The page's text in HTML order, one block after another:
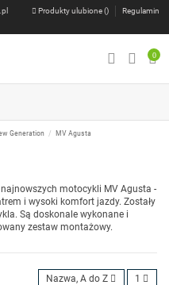
Produkty ulubione ()
Regulamin
0
Generation MV Agusta
motocykli MV Agusta -
i wysoki komfort jazdy. Zostały
Są doskonale wykonane i
zestaw montażowy.
Nazwa, A do Z 1